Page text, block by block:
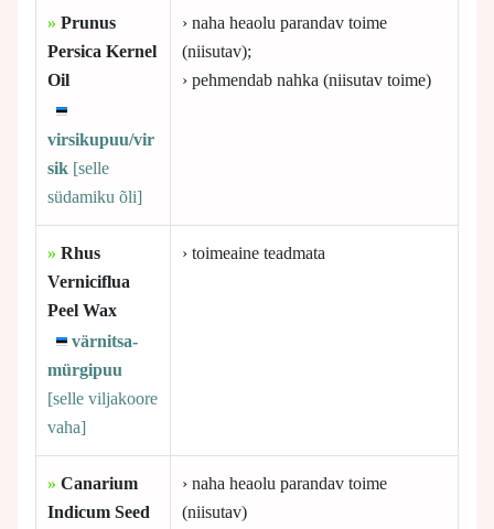
» Prunus
Persica Kernel
Oil
virsikupuu/vir
sik [selle
südamiku õli]
› naha heaolu parandav toime
(niisutav);
› pehmendab nahka (niisutav toime)
» Rhus
Verniciflua
Peel Wax
värnitsa-
mürgipuu
[selle viljakoore
vaha]
› toimeaine teadmata
» Canarium
Indicum Seed
› naha heaolu parandav toime
(niisutav)